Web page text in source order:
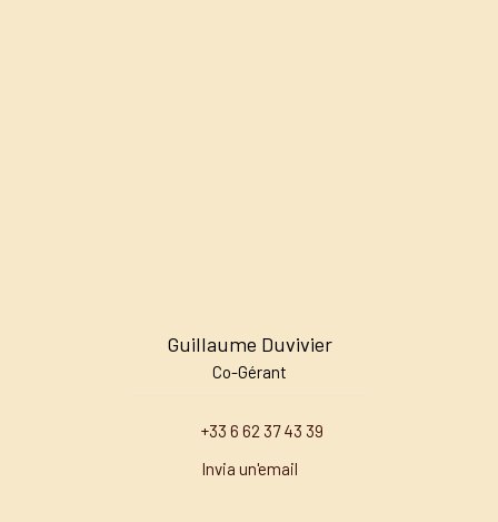
Guillaume Duvivier
Co-Gérant
+33 6 62 37 43 39
Invia un'email